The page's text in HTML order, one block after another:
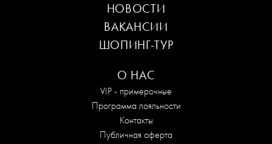
О НАС
VIP - примерочные
Программа лояльности
Контакты
Публичная оферта
НОВОСТИ
ВАКАНСИИ
ШОПИНГ-ТУР